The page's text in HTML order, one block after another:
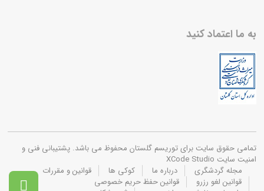

به ما اعتماد کنید
تمامی حقوق سایت برای توریسم گلستان محفوظ می باشد. پشتیبانی فنی و
امنیت سایت XCode Studio
مجله گردشگری
درباره ما کوکی ها
قوانین و مقررات
قوانین لغو رزرو
قوانین حفظ حریم خصوصی